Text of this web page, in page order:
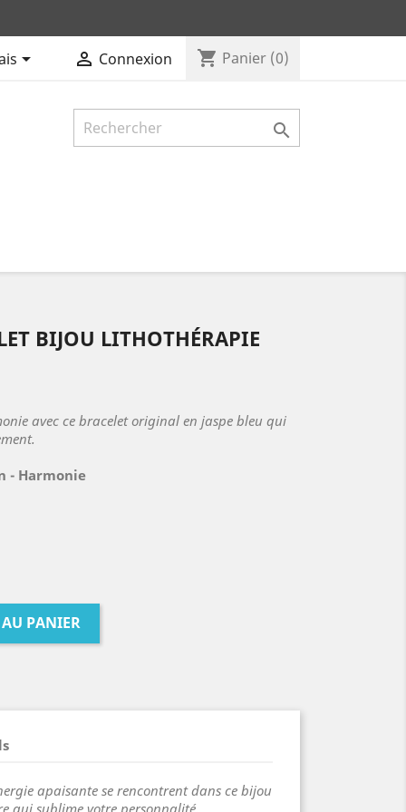
  Connexion shopping_cart Panier (0)

BIJOU LITHOTHÉRAPIE
avec ce bracelet original en jaspe bleu qui
- Harmonie
PANIER
apaisante se rencontrent dans ce bijou
qui sublime votre personnalité.